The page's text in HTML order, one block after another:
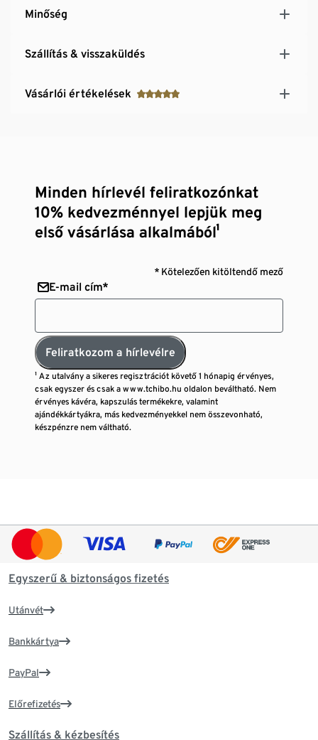
Minőség
Szállítás & visszaküldés
Vásárlói értékelések
Minden hírlevél feliratkozónkat
10% kedvezménnyel lepjük meg
első vásárlása alkalmából¹
* Kötelezően kitöltendő mező
E-mail cím*
Feliratkozom a hírlevélre
¹ Az utalvány a sikeres regisztrációt követő 1 hónapig érvényes,
csak egyszer és csak a www.tchibo.hu oldalon beváltható. Nem
érvényes kávéra, kapszulás termékekre, valamint
ajándékkártyákra, más kedvezményekkel nem összevonható,
készpénzre nem váltható.
Egyszerű & biztonságos fizetés
Utánvét
Bankkártya
PayPal
Előrefizetés
Szállítás & kézbesítés